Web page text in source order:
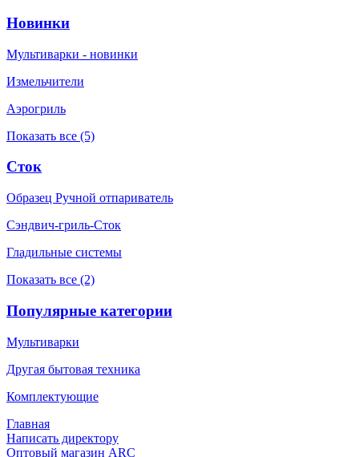
Новинки
Мультиварки - новинки
Измельчители
Аэрогриль
Показать все (5)
Сток
Образец Ручной отпариватель
Сэндвич-гриль-Сток
Гладильные системы
Показать все (2)
Популярные категории
Мультиварки
Другая бытовая техника
Комплектующие
Главная
Написать директору
Оптовый магазин ARC